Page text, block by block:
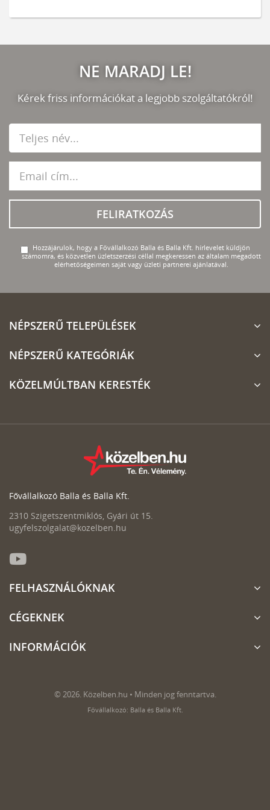
NE MARADJ LE!
Kérek friss információkat a legjobb szolgáltatókról!
FELIRATKOZÁS
Hozzájárulok, hogy a Fővállalkozó Balla és Balla Kft. hírlevelet küldjön
számomra, és közvetlen üzletszerzési céllal megkeressen az általam megadott
elérhetőségeimen saját vagy üzleti partnerei ajánlatával.
NÉPSZERŰ TELEPÜLÉSEK
NÉPSZERŰ KATEGÓRIÁK
KÖZELMÚLTBAN KERESTÉK
Fővállalkozó Balla és Balla Kft.
2310 Szigetszentmiklós, Gyári út 15.
ugyfelszolgalat@kozelben.hu
FELHASZNÁLÓKNAK
CÉGEKNEK
INFORMÁCIÓK
© 2026. Közelben.hu • Minden jog fenntartva.
Fővállalkozó: Balla és Balla Kft.